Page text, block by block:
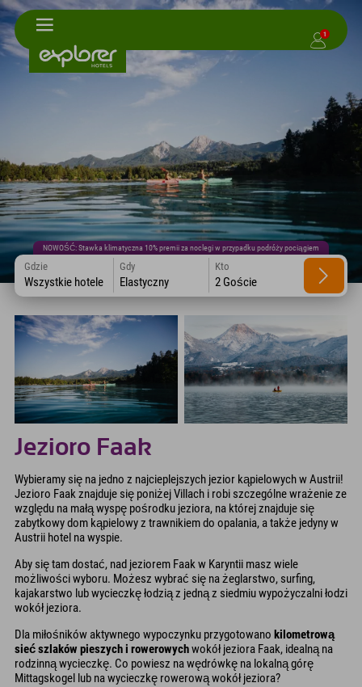
1
NOWOŚĆ: Stawka klimatyczna 10% premii za noclegi w przypadku podróży pociągiem
Gdzie
Wszystkie hotele
Gdy
Elastyczny
Kto
2 Goście
Jezioro Faak
Wybieramy się na jedno z najcieplejszych jezior kąpielowych w Austrii!
Jezioro Faak znajduje się poniżej Villach i robi szczególne wrażenie ze
względu na małą wyspę pośrodku jeziora, na której znajduje się
zabytkowy dom kąpielowy z trawnikiem do opalania, a także jedyny w
Austrii hotel na wyspie.
Aby się tam dostać, nad jeziorem Faak w Karyntii masz wiele
możliwości wyboru. Możesz wybrać się na żeglarstwo, surfing,
kajakarstwo lub wycieczkę łodzią z jedną z siedmiu wypożyczalni łodzi
wokół jeziora.
Dla miłośników aktywnego wypoczynku przygotowano kilometrową
sieć szlaków pieszych i rowerowychwokół jeziora Faak, idealną na
rodzinną wycieczkę. Co powiesz na wędrówkę na lokalną górę
Mittagskogel lub na wycieczkę rowerową wokół jeziora?